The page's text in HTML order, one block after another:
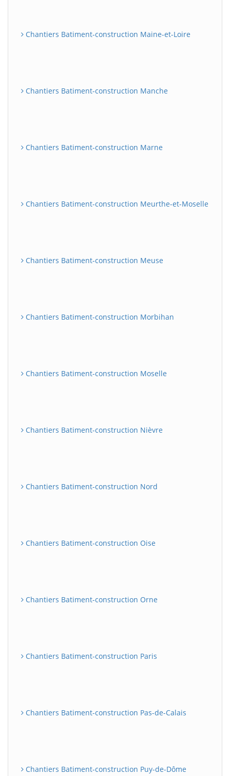
Chantiers Batiment-construction Maine-et-Loire
Chantiers Batiment-construction Manche
Chantiers Batiment-construction Marne
Chantiers Batiment-construction Meurthe-et-Moselle
Chantiers Batiment-construction Meuse
Chantiers Batiment-construction Morbihan
Chantiers Batiment-construction Moselle
Chantiers Batiment-construction Nièvre
Chantiers Batiment-construction Nord
Chantiers Batiment-construction Oise
Chantiers Batiment-construction Orne
Chantiers Batiment-construction Paris
Chantiers Batiment-construction Pas-de-Calais
Chantiers Batiment-construction Puy-de-Dôme